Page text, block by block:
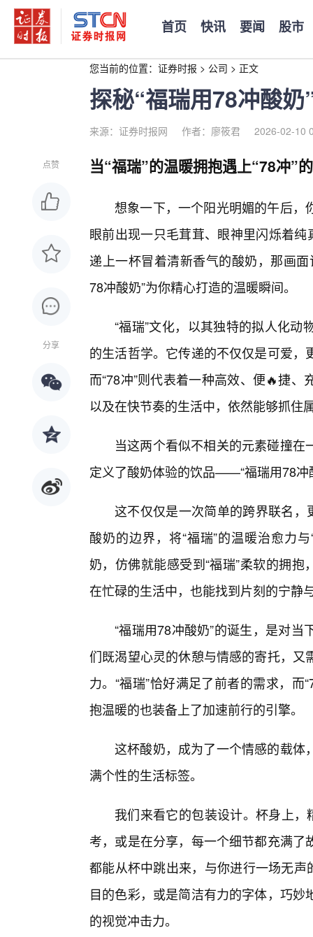
首页 快讯 要闻 股市
您当前的位置： 证券时报 > 公司 > 正文
探秘“福瑞用78冲酸
来源：证券时报网 作者：廖筱君 2026-02-10
点赞
分享
当“福瑞”的温暖拥抱遇上“78冲”
想象一下，一个阳光明媚的午后，
眼前出现一只毛茸茸、眼神里闪烁着
递上一杯冒着清新香气的酸奶，那画
78冲酸奶”为你精心打造的温暖瞬间。
“福瑞”文化，以其独特的拟人化
的生活哲学。它传递的不仅仅是可爱
而“78冲”则代表着一种高效、便🔥捷
以及在快节奏的生活中，依然能够抓住
当这两个看似不相关的元素碰撞
定义了酸奶体验的饮品——“福瑞用78冲
这不仅仅是一次简单的跨界联名，
酸奶的边界，将“福瑞”的温暖治愈力
奶，仿佛就能感受到“福瑞”柔软的拥
在忙碌的生活中，也能找到片刻的宁静
“福瑞用78冲酸奶”的诞生，是对
们既渴望心灵的休憩与情感的寄托，
力。“福瑞”恰好满足了前者的需求，
抱温暖的也装备上了加速前行的引擎。
这杯酸奶，成为了一个情感的载体
满个性的生活标签。
我们来看它的包装设计。杯身上，
考，或是在分享，每一个细节都充满
都能从杯中跳出来，与你进行一场无声
目的色彩，或是简洁有力的字体，巧
的视觉冲击力。